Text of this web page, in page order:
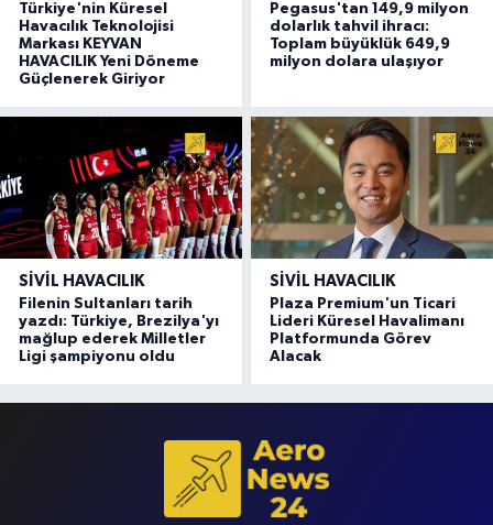
Türkiye'nin Küresel
Havacılık Teknolojisi
Markası KEYVAN
HAVACILIK Yeni Döneme
Güçlenerek Giriyor
Pegasus'tan 149,9 milyon
dolarlık tahvil ihracı:
Toplam büyüklük 649,9
milyon dolara ulaşıyor
SIVIL HAVACILIK
Filenin Sultanları tarih
yazdı: Türkiye, Brezilya'yı
mağlup ederek Milletler
Ligi şampiyonu oldu
SIVIL HAVACILIK
Plaza Premium'un Ticari
Lideri Küresel Havalimanı
Platformunda Görev
Alacak